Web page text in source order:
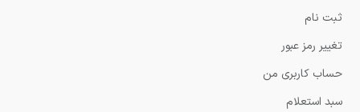
ثبت نام
تغییر رمز عبور
حساب کاربری من
سبد استعلام